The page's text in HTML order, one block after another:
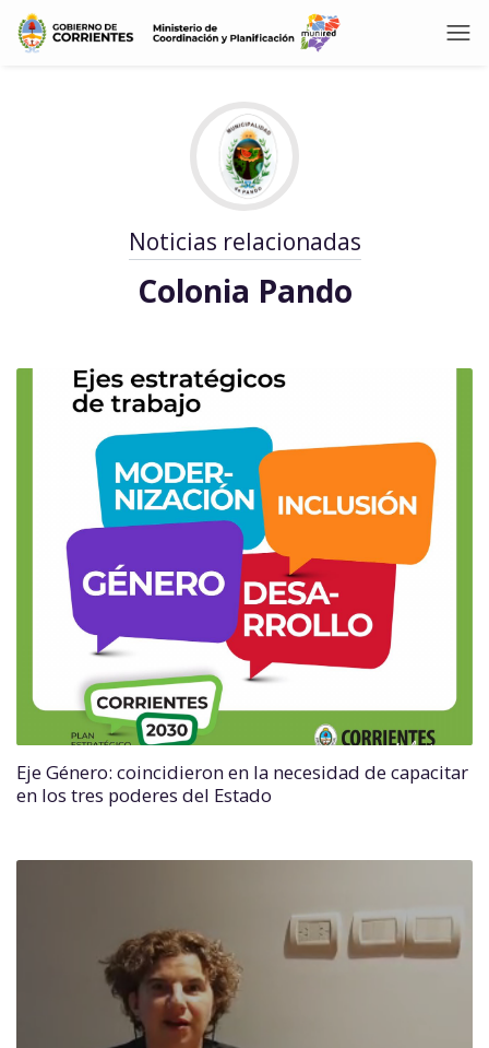
Noticias relacionadas
Colonia Pando
Eje Género: coincidieron en la necesidad de capacitar
en los tres poderes del Estado